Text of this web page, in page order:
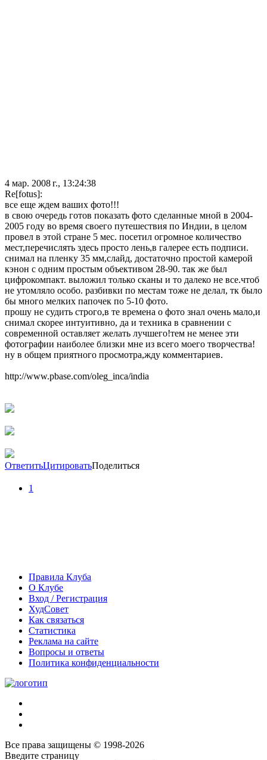
4 мар. 2008 г., 13:24:38
Re[fotus]:
все еще ждем ваших фото!!!
в свою очередь готов показать фото сделанные мной в 2004-
2005 году во время своего путешествия по Индии, в целом
провел в этой стране 5 мес. посетил огромное количество
мест,перечислять здесь просто лень,в галерее есть подписи.
снимал на пленку 35 мм,слайд, достаточно простой камерой
кэнон с одним простым объективом 28-90. так же был
цифрокомпакт. выложил только сканы и то далеко не все.чтоб
не утомляло особо. разбивки по местам тоже не делал, тк было
бы много мелких папочек по 5-10 фото.
прошу не судить строго,в те времена о фото знал очень мало,и
снимал скорее интуитивно, да и техника в сравнении с
современной оставляет желать лучшего!тем не менее эти
фотографии наиболее близки мне из всего моего творчества!
ну в общем приятного просмотра,жду комментариев.
http://www.pbase.com/oleg_inca/india
ОтветитьЦитироватьПоделиться
1
Правила Клуба
О Клубе
Вход / Регистрация
ХудСовет
Как связаться
Статистика
Реклама на сайте
Вопросы и ответы
Политика конфиденциальности
Все права защищены © 1998-2026
Введите страницу